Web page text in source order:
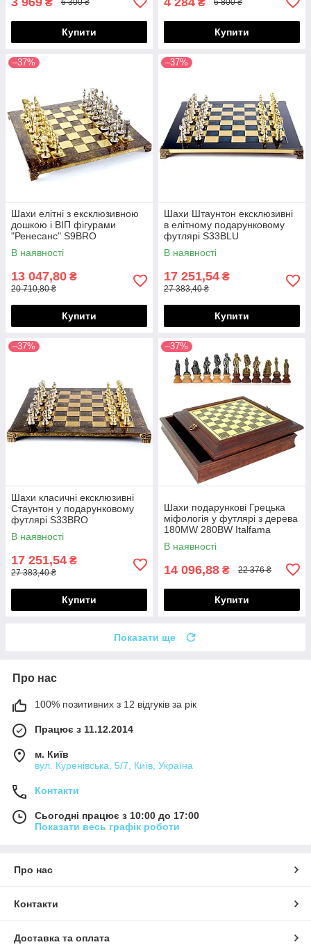
6 300 ₴
Купити
6 800 ₴
Купити
–37%
Шахи елітні з ексклюзивною
дошкою і ВІП фігурами
"Ренесанс" S9BRO
В наявності
13 047,80 ₴
20 710,80 ₴
Купити
–37%
Шахи Штаунтон ексклюзивні
в елітному подарунковому
футлярі S33BLU
В наявності
17 251,54 ₴
27 383,40 ₴
Купити
–37%
Шахи класичні ексклюзивні
Стаунтон у подарунковому
футлярі S33BRO
В наявності
17 251,54 ₴
27 383,40 ₴
Купити
–37%
Шахи подарункові Грецька
міфологія у футлярі з дерева
180MW 280BW Italfama
В наявності
14 096,88 ₴ 22 376 ₴
Купити
Показати ще
Про нас
100% позитивних з 12 відгуків за рік
Працює з 11.12.2014
м. Київ
вул. Куренівська, 5/7, Київ, Україна
Контакти
Сьогодні працює з 10:00 до 17:00
Показати весь графік роботи
Про нас
Контакти
Доставка та оплата